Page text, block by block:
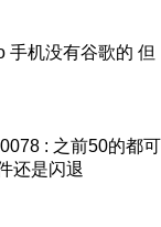
手机没有谷歌的 但
: 之前50的都可
还是闪退